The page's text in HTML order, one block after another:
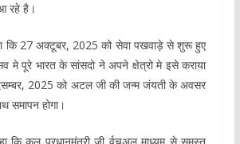
रहे है।
कि 27 अक्टूबर, 2025 को सेवा पखवाड़े से शुरू हुए
मे पूरे भारत के सांसदो ने अपने क्षेत्रो मे इसे कराया
2025 को अटल जी की जन्म जंयती के अवसर
समापन होगा।